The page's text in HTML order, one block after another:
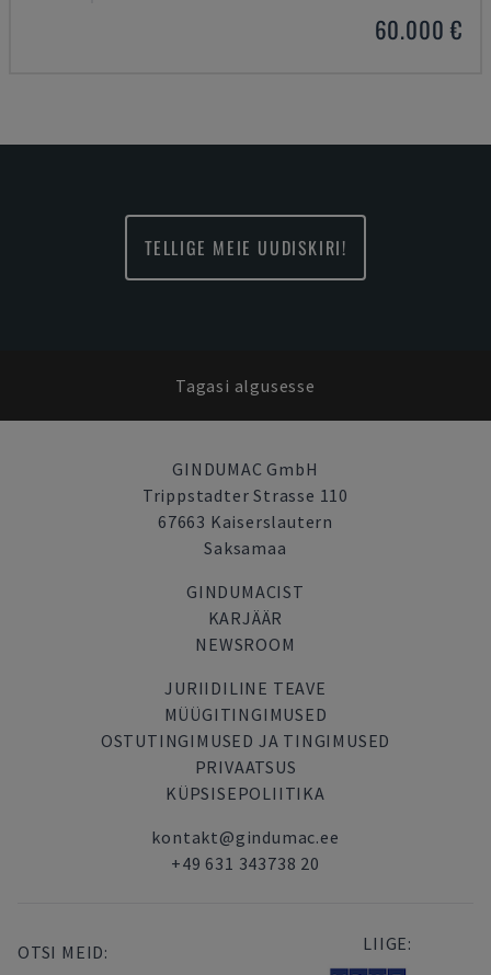
60.000 €
TELLIGE MEIE UUDISKIRI!
Tagasi algusesse
GINDUMAC GmbH
Trippstadter Strasse 110
67663 Kaiserslautern
Saksamaa
GINDUMACIST
KARJÄÄR
NEWSROOM
JURIIDILINE TEAVE
MÜÜGITINGIMUSED
OSTUTINGIMUSED JA TINGIMUSED
PRIVAATSUS
KÜPSISEPOLIITIKA
kontakt@gindumac.ee
+49 631 343738 20
OTSI MEID: LIIGE: